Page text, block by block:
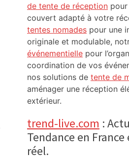
de tente de réception
couvert adapté à votre
tentes nomades pour une
originale et modulable,
événementielle pour
coordination de vos
nos solutions de tente de
aménager une réception
extérieur.
trend-live.com :
Tendance en
réel.